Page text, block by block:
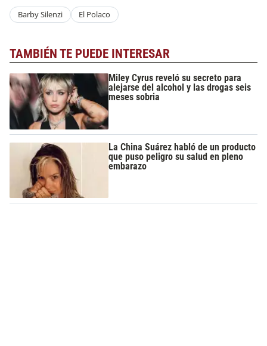
Barby Silenzi El Polaco
TAMBIÉN TE PUEDE INTERESAR
Miley Cyrus reveló su secreto para
alejarse del alcohol y las drogas seis
meses sobria
La China Suárez habló de un producto
que puso peligro su salud en pleno
embarazo